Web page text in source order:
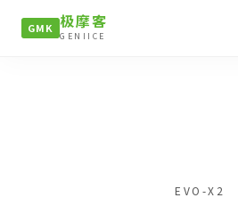
GMK 极摩客
GENIICE
EVO-X2